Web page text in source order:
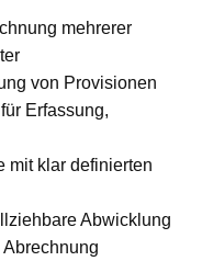
mehrerer
von Provisionen
Erfassung,
mit klar definierten
Abwicklung